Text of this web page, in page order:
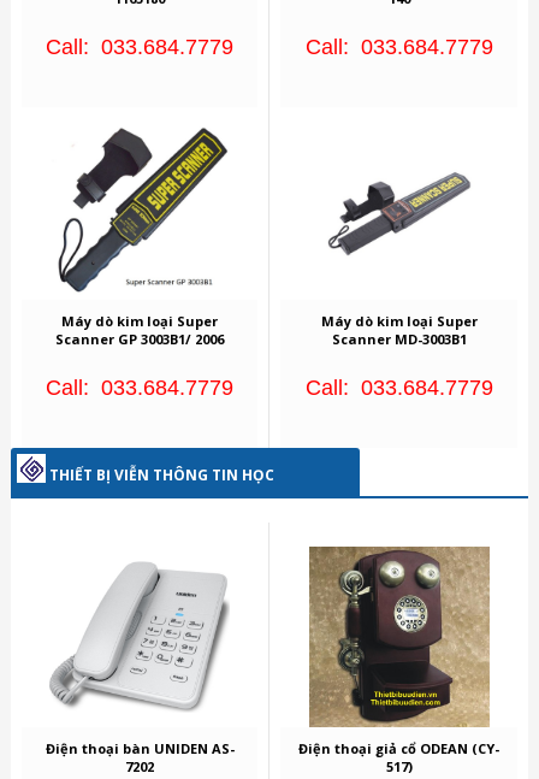
Call: 033.684.7779
Máy dò kim loại Super
Scanner GP 3003B1/ 2006
Call: 033.684.7779
Call: 033.684.7779
Máy dò kim loại Super
Scanner MD-3003B1
Call: 033.684.7779
THIẾT BỊ VIỄN THÔNG TIN HỌC
Điện thoại bàn UNIDEN AS-
7202
Điện thoại giả cổ ODEAN (CY-
517)